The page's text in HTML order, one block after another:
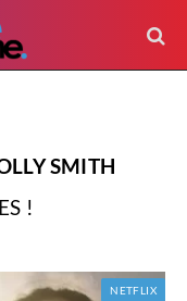
SMITH
!
NETFLIX